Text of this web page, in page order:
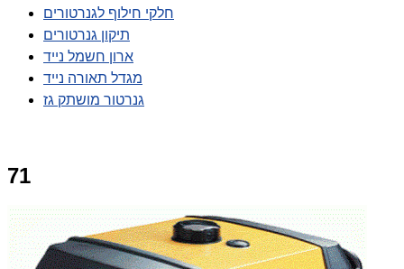
חלקי חילוף לגנרטורים
תיקון גנרטורים
ארון חשמל נייד
מגדל תאורה נייד
גנרטור מושתק גז
71